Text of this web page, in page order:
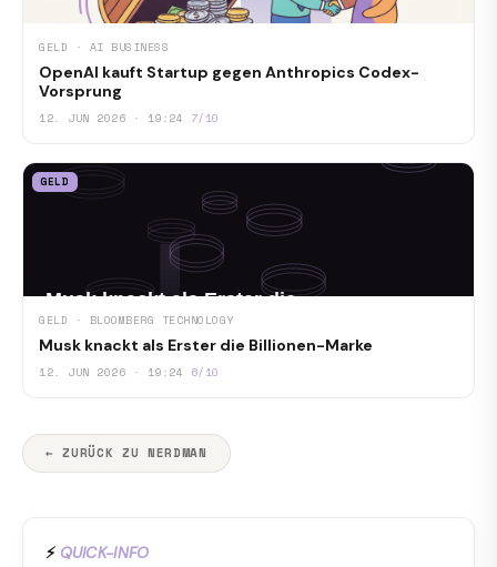
GELD · AI BUSINESS
OpenAI kauft Startup gegen Anthropics Codex-
Vorsprung
12. JUN 2026 · 19:24 7/10
GELD
GELD · BLOOMBERG TECHNOLOGY
Musk knackt als Erster die Billionen-Marke
12. JUN 2026 · 19:24 6/10
← ZURÜCK ZU NERDMAN
⚡ QUICK-INFO